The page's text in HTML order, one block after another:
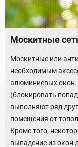
Москитные
Москитные или
необходимым
алюминиевых окон.
(блокировать
выполняют ряд
помещения от
Кроме того,
выпадение из окон